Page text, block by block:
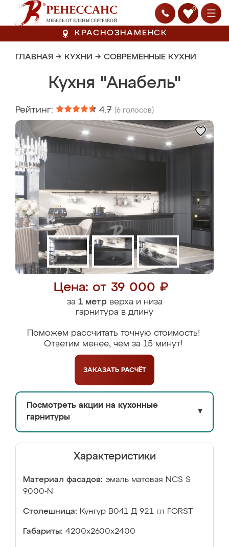
0
КРАСНОЗНАМЕНСК
ГЛАВНАЯ → КУХНИ → СОВРЕМЕННЫЕ КУХНИ
Кухня "Анабель"
Рейтинг: 4.7 (6 голосов)
Цена: от 39 000 ₽
за 1 метрверха и низа
гарнитура в длину
Поможем рассчитать точную стоимость!
Ответим менее, чем за 15 минут!
ЗАКАЗАТЬ РАСЧЁТ
Посмотреть акции на кухонные
гарнитуры
▼
Характеристики
Материал фасадов: эмаль матовая NCS S
9000-N
Столешница: Кунгур В041 Д 921 гл FORST
Габариты: 4200х2600х2400